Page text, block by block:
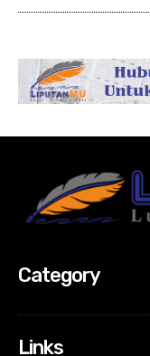
Category
Links